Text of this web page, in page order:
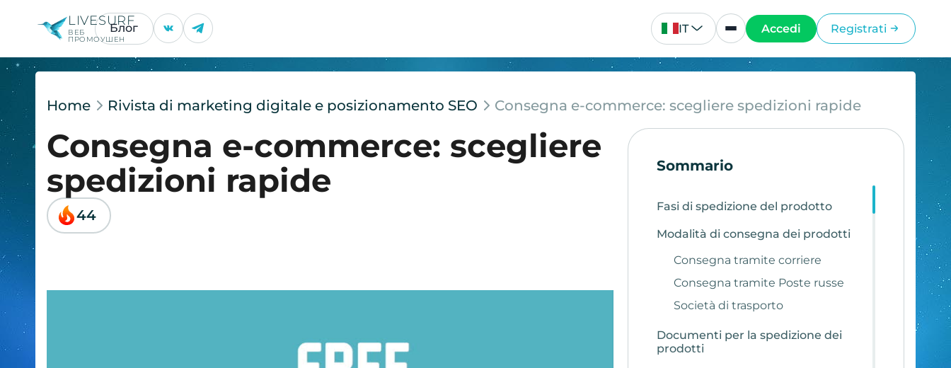
LIVESURF
ВЕБ
ПРОМОУШЕН
Блог IT Accedi Registrati
Home Rivista di marketing digitale e posizionamento SEO Consegna e-commerce: scegliere spedizioni rapide
Consegna e-commerce: scegliere
spedizioni rapide
44
Sommario
Fasi di spedizione del prodotto
Modalità di consegna dei prodotti
Consegna tramite corriere
Consegna tramite Poste russe
Società di trasporto
Documenti per la spedizione dei
prodotti